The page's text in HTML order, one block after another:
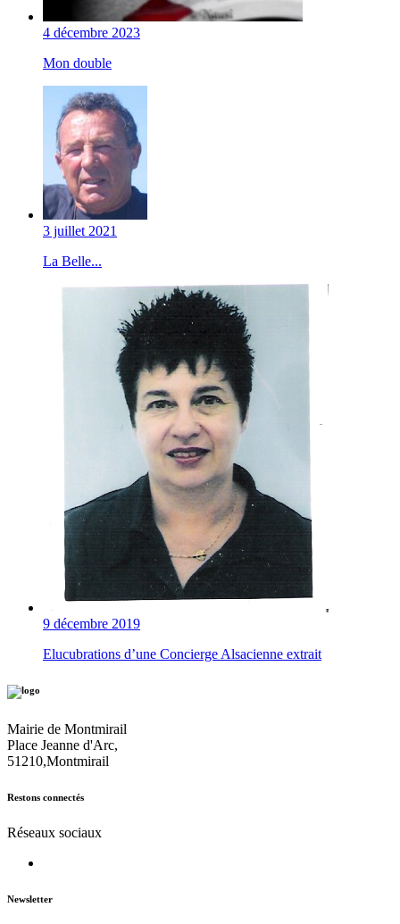
4 décembre 2023
Mon double
3 juillet 2021
La Belle...
9 décembre 2019
Elucubrations d’une Concierge Alsacienne extrait
Mairie de Montmirail
Place Jeanne d'Arc,
51210,Montmirail
Restons connectés
Réseaux sociaux
Newsletter